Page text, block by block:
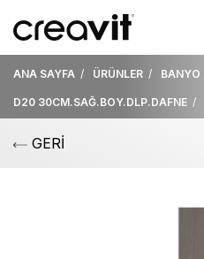
ANA SAYFA ÜRÜNLER BANYO
D20 30CM.SAĞ.BOY.DLP.DAFNE
GERİ